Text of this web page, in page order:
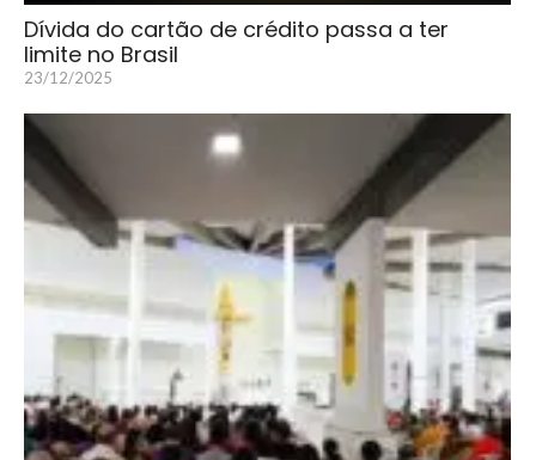
Dívida do cartão de crédito passa a ter
limite no Brasil
23/12/2025